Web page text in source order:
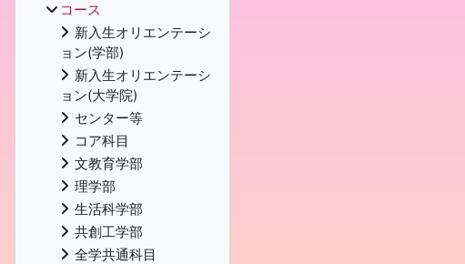
コース
新入生オリエンテーシ
ョン(学部)
新入生オリエンテーシ
ョン(大学院)
センター等
コア科目
文教育学部
理学部
生活科学部
共創工学部
全学共通科目